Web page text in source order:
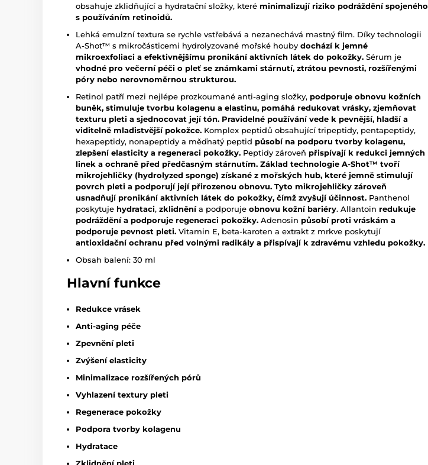
obsahuje zklidňující a hydratační složky, které minimalizují riziko podráždění spojeného
s používáním retinoidů.
Lehká emulzní textura se rychle vstřebává a nezanechává mastný film. Díky technologii
A-Shot™ s mikročásticemi hydrolyzované mořské houby dochází k jemné
mikroexfoliaci a efektivnějšímu pronikání aktivních látek do pokožky. Sérum je
vhodné pro večerní péči o pleť se známkami stárnutí, ztrátou pevnosti, rozšířenými
póry nebo nerovnoměrnou strukturou.
Retinol patří mezi nejlépe prozkoumané anti-aging složky, podporuje obnovu kožních
buněk, stimuluje tvorbu kolagenu a elastinu, pomáhá redukovat vrásky, zjemňovat
texturu pleti a sjednocovat její tón. Pravidelné používání vede k pevnější, hladší a
viditelně mladistvější pokožce. Komplex peptidů obsahující tripeptidy, pentapeptidy,
hexapeptidy, nonapeptidy a měďnatý peptid působí na podporu tvorby kolagenu,
zlepšení elasticity a regeneraci pokožky. Peptidy zároveň přispívají k redukci jemných
linek a ochraně před předčasným stárnutím. Základ technologie A-Shot™ tvoří
mikrojehličky (hydrolyzed sponge) získané z mořských hub, které jemně stimulují
povrch pleti a podporují její přirozenou obnovu. Tyto mikrojehličky zároveň
usnadňují pronikání aktivních látek do pokožky, čímž zvyšují účinnost. Panthenol
poskytuje hydrataci, zklidněnía podporuje obnovu kožní bariéry. Allantoin redukuje
podráždění a podporuje regeneraci pokožky. Adenosin působí proti vráskám a
podporuje pevnost pleti. Vitamin E, beta-karoten a extrakt z mrkve poskytují
antioxidační ochranu před volnými radikály a přispívají k zdravému vzhledu pokožky.
Obsah balení: 30 ml
Hlavní funkce
Redukce vrásek
Anti-aging péče
Zpevnění pleti
Zvýšení elasticity
Minimalizace rozšířených pórů
Vyhlazení textury pleti
Regenerace pokožky
Podpora tvorby kolagenu
Hydratace
Zklidnění pleti